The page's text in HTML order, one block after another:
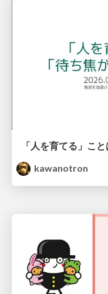
「人を育てる」こ
kawanotron